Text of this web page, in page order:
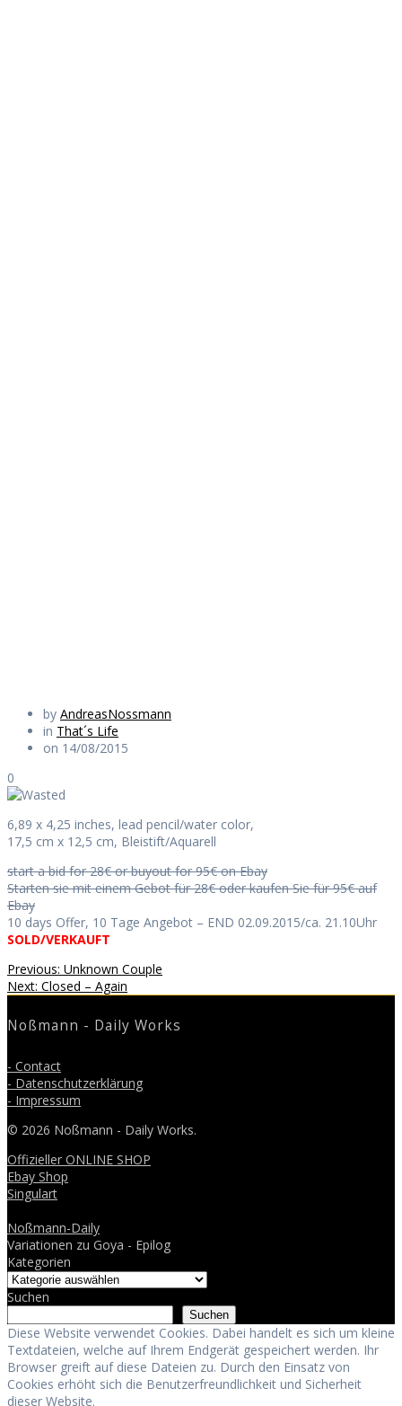
by AndreasNossmann
in That´s Life
on 14/08/2015
0
6,89 x 4,25 inches, lead pencil/water color,
17,5 cm x 12,5 cm, Bleistift/Aquarell
start a bid for 28€ or buyout for 95€ on Ebay
Starten sie mit einem Gebot für 28€ oder kaufen Sie für 95€ auf
Ebay
10 days Offer, 10 Tage Angebot – END 02.09.2015/ca. 21.10Uhr
SOLD/VERKAUFT
Beitragsnavigation
Previous: Previous
post:
Unknown Couple
Next: Next
Closed – Again
Noßmann - Daily Works
- Contact
- Datenschutzerklärung
- Impressum
© 2026 Noßmann - Daily Works.
Offizieller ONLINE SHOP
Ebay Shop
Singulart
Noßmann-Daily
Variationen zu Goya - Epilog
Kategorien
Suchen
Suchen
Diese Website verwendet Cookies. Dabei handelt es sich um kleine
Textdateien, welche auf Ihrem Endgerät gespeichert werden. Ihr
Browser greift auf diese Dateien zu. Durch den Einsatz von
Cookies erhöht sich die Benutzerfreundlichkeit und Sicherheit
dieser Website.